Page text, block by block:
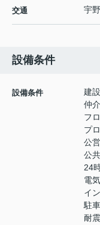
交通 宇
設備条件
設備条件
建
仲
フ
プ
公
公
24
電
イ
駐
耐